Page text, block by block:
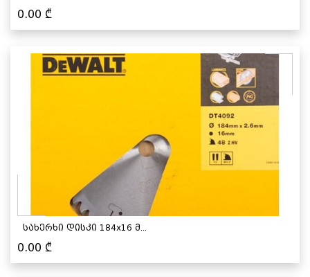
0.00 ₾
სახერხი დისკი 184x16 მ...
0.00 ₾